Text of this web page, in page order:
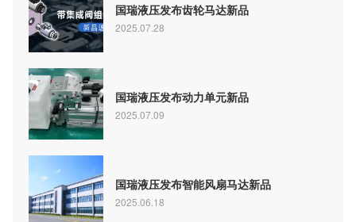
国瑞液压发布齿轮马达新品
2025.07.28
国瑞液压发布动力单元新品
2025.07.09
国瑞液压发布智能风扇马达新品
2025.06.18